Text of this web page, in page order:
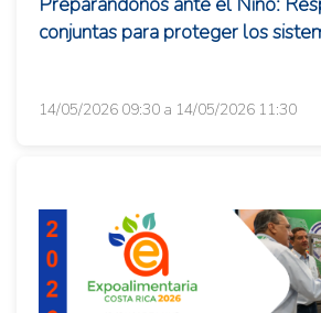
conjuntas para proteger los
14/05/2026 09:30 a 14/05/2026 11:30